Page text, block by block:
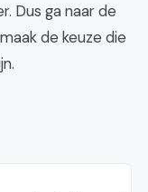
Dus ga naar de
de keuze die